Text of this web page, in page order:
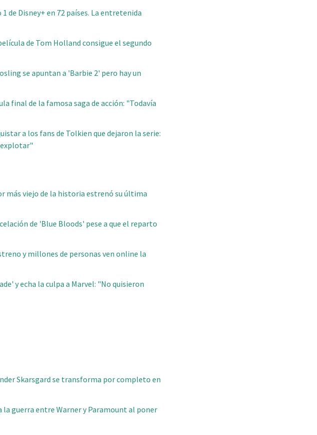
de Disney+ en 72 países. La entretenida
de Tom Holland consigue el segundo
se apuntan a 'Barbie 2' pero hay un
final de la famosa saga de acción: "Todavía
a los fans de Tolkien que dejaron la serie:
explotar"
más viejo de la historia estrenó su última
de 'Blue Bloods' pese a que el reparto
y millones de personas ven online la
y echa la culpa a Marvel: "No quisieron
Skarsgard se transforma por completo en
guerra entre Warner y Paramount al poner